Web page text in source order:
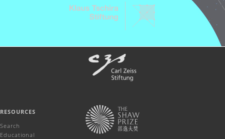
RESOURCES
Search
Educational